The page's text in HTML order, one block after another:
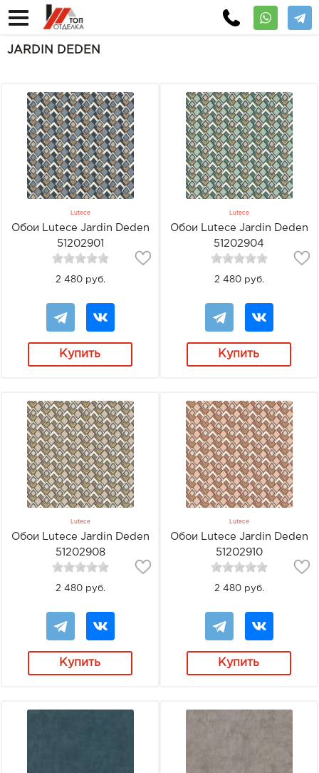
JARDIN DEDEN
Lutece
Обои Lutece Jardin Deden
51202901
2 480 руб.
Купить
Lutece
Обои Lutece Jardin Deden
51202904
2 480 руб.
Купить
Lutece
Обои Lutece Jardin Deden
51202908
2 480 руб.
Купить
Lutece
Обои Lutece Jardin Deden
51202910
2 480 руб.
Купить